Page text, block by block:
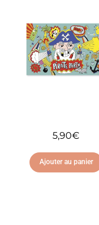
5,90€
Ajouter au panier